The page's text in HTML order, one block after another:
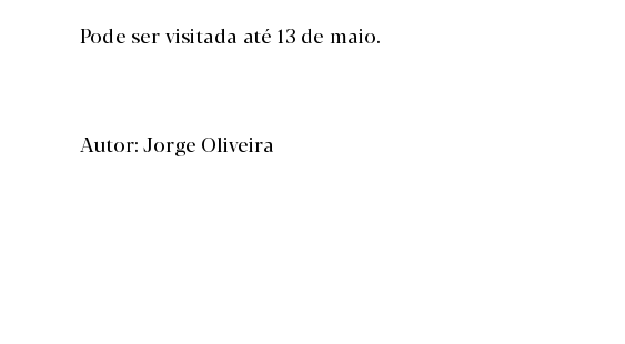
Pode ser visitada até 13 de maio.
Autor: Jorge Oliveira